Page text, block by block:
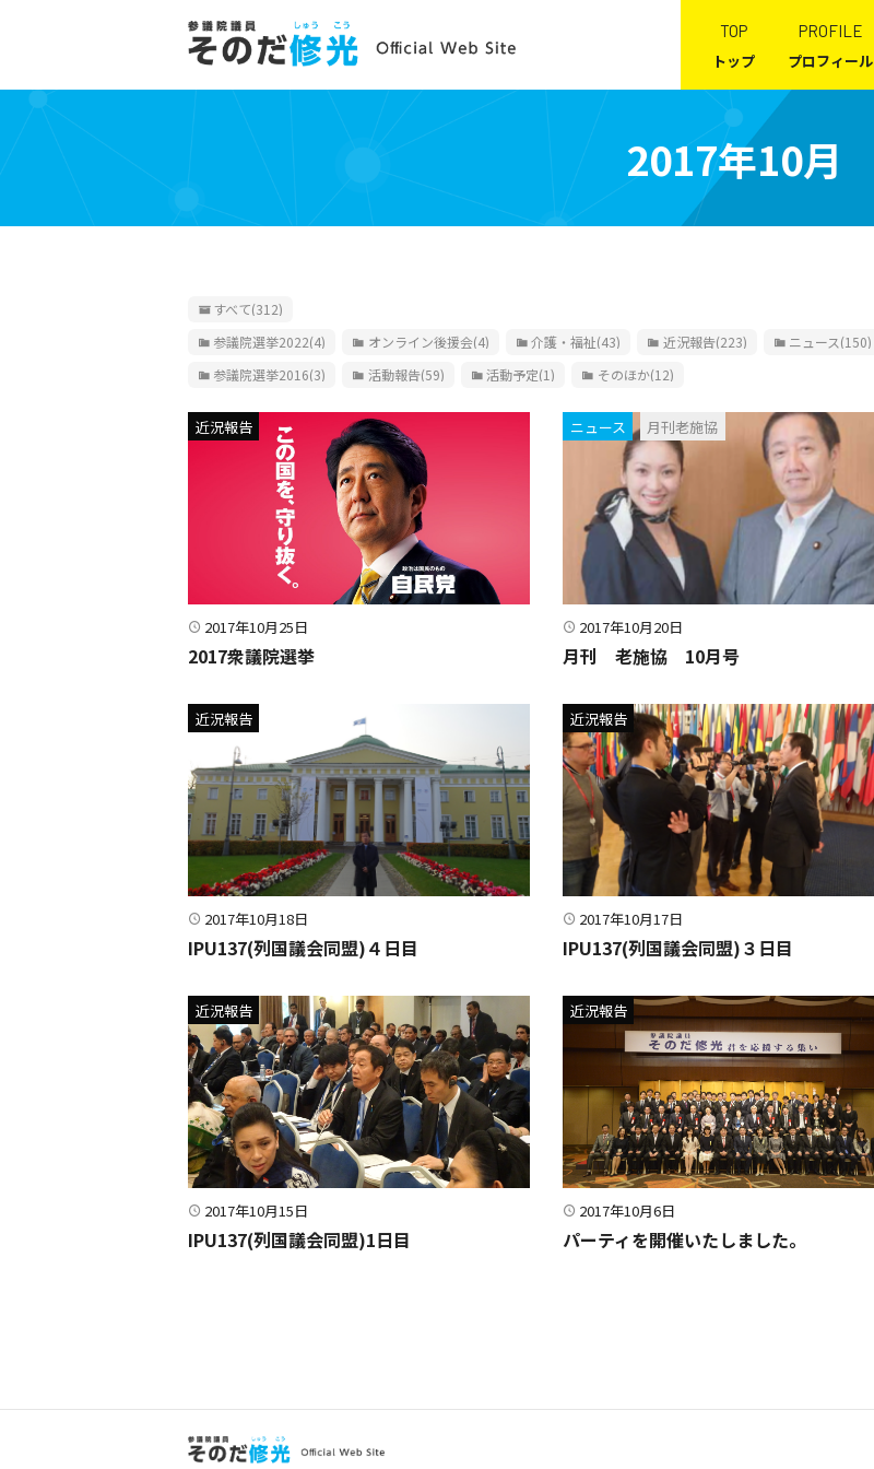
トップ
TOP
プロフィール
PROFILE
2017年10月
すべて(312)
参議院選挙2022(4) オンライン後援会(4) 介護・福祉(43) 近況報告(223) ニュース(150)
参議院選挙2016(3) 活動報告(59) 活動予定(1) そのほか(12)
2017年10月25日
2017衆議院選挙
近況報告
2017年10月20日
月刊 老施協 10月号
ニュース 月刊老施協
2017年10月18日
IPU137(列国議会同盟)４日目
近況報告
2017年10月17日
IPU137(列国議会同盟)３日目
近況報告
2017年10月15日
IPU137(列国議会同盟)1日目
近況報告
2017年10月6日
パーティを開催いたしました。
近況報告